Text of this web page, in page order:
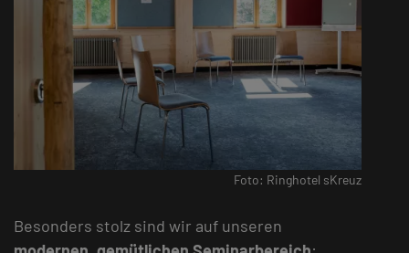
Foto: Ringhotel sKreuz
Besonders stolz sind wir auf unseren